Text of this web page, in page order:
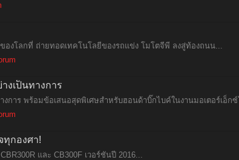
ของโลกที่ ถ่ายทอดเทคโนโลยีของรถแข่ง โมโตจีพี ลงสู่ท้องถนน...
งเป็นทางการ
การ พร้อมข้อเสนอสุดพิเศษสำหรับฮอนด้าบิ๊กไบค์ในงานมอเตอร์เอ็กซ์
ทุกองศา!
และ CB300F เวอร์ชันปี 2016...